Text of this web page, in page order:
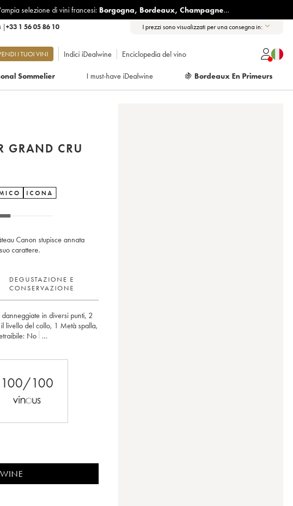
selezione di vini francesi: Borgogna, Bordeaux, Champagne...
|+33 1 56 05 86 10 I prezzi sono visualizzati per una consegna in:
I TUOI VINI Indici iDealwine Enciclopedia del vino
Sommelier I must-have iDealwine 🍇 Bordeaux En Primeurs
GRAND CRU
ICONA
Canon stupisce annata
carattere.
DEGUSTAZIONE E
CONSERVAZIONE
danneggiate in diversi punti, 2
livello del collo, 1 Metà spalla,
no
100/100